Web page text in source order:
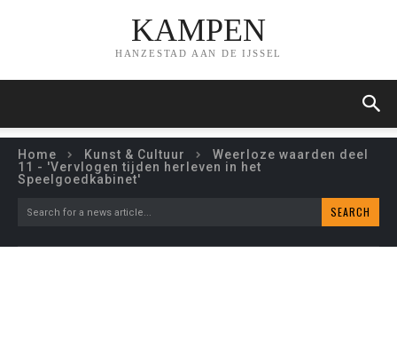
KAMPEN
HANZESTAD AAN DE IJSSEL
Home Kunst & Cultuur
Weerloze waarden deel
11 - 'Vervlogen tijden herleven in het
Speelgoedkabinet'
Search for a news article... SEARCH